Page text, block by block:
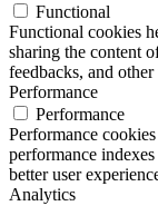
Functional
Functional cookies
sharing the content
feedbacks, and
Performance
Performance
Performance
performance
better user
Analytics